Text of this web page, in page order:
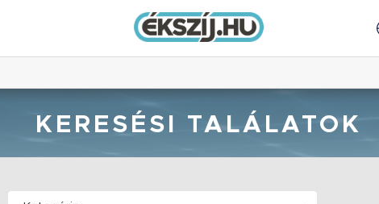
KERESÉSI TALÁLATOK